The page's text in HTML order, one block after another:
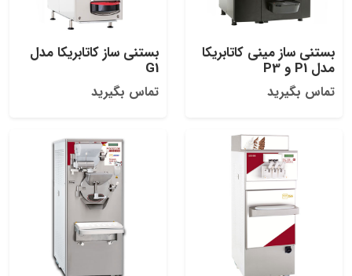
بستنی ساز مینی کاتابریکا
مدل P1 و P3
تماس بگیرید
بستنی ساز کاتابریکا مدل
G1
تماس بگیرید